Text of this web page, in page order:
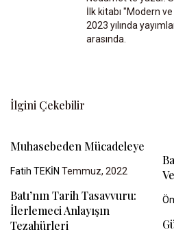
İlk kitabı "Modern
2023 yılında
arasında.
İlgini Çekebilir
Muhasebeden Mücadeleye
Fatih TEKİN Temmuz, 2022
Batı’nın Tarih Tasavvuru:
İlerlemeci Anlayışın
Tezahürleri